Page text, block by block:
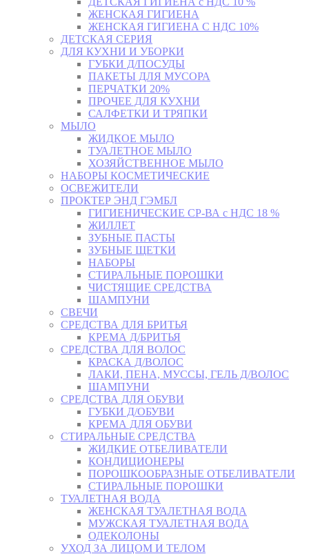
ЖЕНСКАЯ ГИГИЕНА
ЖЕНСКАЯ ГИГИЕНА С НДС 10%
ДЕТСКАЯ СЕРИЯ
ДЛЯ КУХНИ И УБОРКИ
ГУБКИ Д/ПОСУДЫ
ПАКЕТЫ ДЛЯ МУСОРА
ПЕРЧАТКИ 20%
ПРОЧЕЕ ДЛЯ КУХНИ
САЛФЕТКИ И ТРЯПКИ
МЫЛО
ЖИДКОЕ МЫЛО
ТУАЛЕТНОЕ МЫЛО
ХОЗЯЙСТВЕННОЕ МЫЛО
НАБОРЫ КОСМЕТИЧЕСКИЕ
ОСВЕЖИТЕЛИ
ПРОКТЕР ЭНД ГЭМБЛ
ГИГИЕНИЧЕСКИЕ СР-ВА с НДС 18 %
ЖИЛЛЕТ
ЗУБНЫЕ ПАСТЫ
ЗУБНЫЕ ЩЕТКИ
НАБОРЫ
СТИРАЛЬНЫЕ ПОРОШКИ
ЧИСТЯЩИЕ СРЕДСТВА
ШАМПУНИ
СВЕЧИ
СРЕДСТВА ДЛЯ БРИТЬЯ
КРЕМА Д/БРИТЬЯ
СРЕДСТВА ДЛЯ ВОЛОС
КРАСКА Д/ВОЛОС
ЛАКИ, ПЕНА, МУССЫ, ГЕЛЬ Д/ВОЛОС
ШАМПУНИ
СРЕДСТВА ДЛЯ ОБУВИ
ГУБКИ Д/ОБУВИ
КРЕМА ДЛЯ ОБУВИ
СТИРАЛЬНЫЕ СРЕДСТВА
ЖИДКИЕ ОТБЕЛИВАТЕЛИ
КОНДИЦИОНЕРЫ
ПОРОШКООБРАЗНЫЕ ОТБЕЛИВАТЕЛИ
СТИРАЛЬНЫЕ ПОРОШКИ
ТУАЛЕТНАЯ ВОДА
ЖЕНСКАЯ ТУАЛЕТНАЯ ВОДА
МУЖСКАЯ ТУАЛЕТНАЯ ВОДА
ОДЕКОЛОНЫ
УХОД ЗА ЛИЦОМ И ТЕЛОМ